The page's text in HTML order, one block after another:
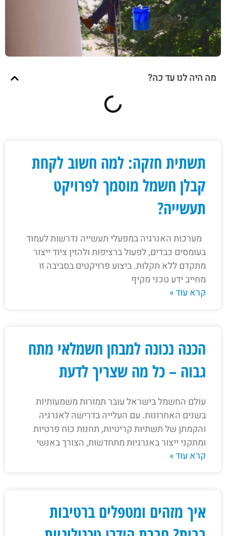
מה היה לנו עד כה?
תשתית חזקה: למה חשוב לקחת
קבלן חשמל מוסמך לפרויקט
תעשייה?
מערכות האנרגיה במפעלי תעשייה נדרשות לעמוד
בעומסים כבדים, לפעול ברציפות ולהזין ציוד ייצור
מתקדם ללא תקלות. ביצוע פרויקטים בסביבה זו
מחייב ידע טכני מקיף
קרא עוד »
הכנה נכונה למבחן חשמלאי מתח
גבוה – כל מה שצריך לדעת
עולם החשמל בישראל עובר תמורות משמעותיות
בשנים האחרונות. עם העלייה בדרישה לאנרגיה
והקמתן של תשתיות קריטיות, תחנות כוח פרטיות
ומתקני ייצור באנרגיות מתחדשות, הצורך באנשי
קרא עוד »
איך מזהים ומטפלים ברטיבות